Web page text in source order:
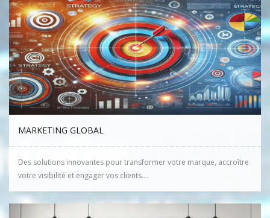
MARKETING GLOBAL
Des solutions innovantes pour transformer votre marque, accroître
votre visibilité et engager vos clients....